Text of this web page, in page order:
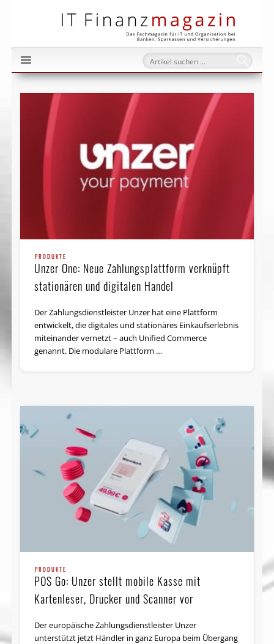
PRODUKTE
Unzer One: Neue Zahlungsplattform verknüpft
stationären und digitalen Handel
Der Zahlungsdienstleister Unzer hat eine Plattform
entwickelt, die digitales und stationäres Einkaufserlebnis
miteinander vernetzt – auch Unified Commerce
genannt. Die modulare Plattform …
PRODUKTE
POS Go: Unzer stellt mobile Kasse mit
Kartenleser, Drucker und Scanner vor
Der europäische Zahlungsdienstleister Unzer
unterstützt jetzt Händler in ganz Europa beim Übergang